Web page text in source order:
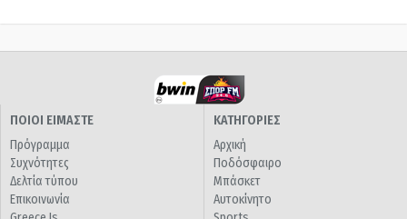
ΠΟΙΟΙ ΕΙΜΑΣΤΕ
Πρόγραμμα
Συχνότητες
Δελτία τύπου
Επικοινωνία
ΚΑΤΗΓΟΡΙΕΣ
Αρχική
Ποδόσφαιρο
Μπάσκετ
Αυτοκίνητο